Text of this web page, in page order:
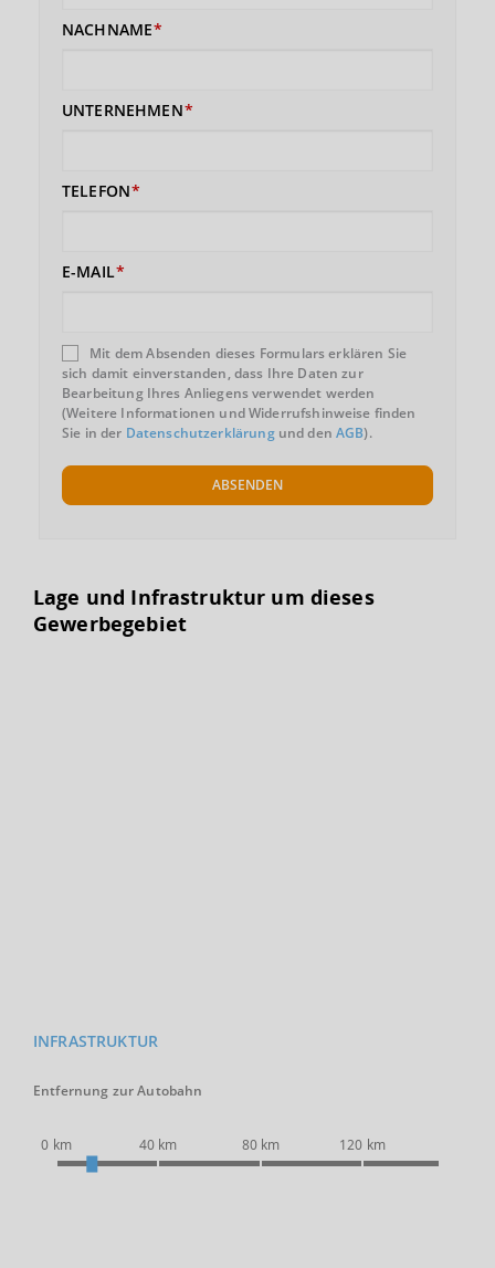
NACHNAME
UNTERNEHMEN
TELEFON
E-MAIL
Mit dem Absenden dieses Formulars erklären Sie
sich damit einverstanden, dass Ihre Daten zur
Bearbeitung Ihres Anliegens verwendet werden
(Weitere Informationen und Widerrufshinweise finden
Sie in der Datenschutzerklärungund denAGB).
ABSENDEN
Lage und Infrastruktur um dieses
Gewerbegebiet
INFRASTRUKTUR
Entfernung zur Autobahn
0 km 40 km 80 km 120 km